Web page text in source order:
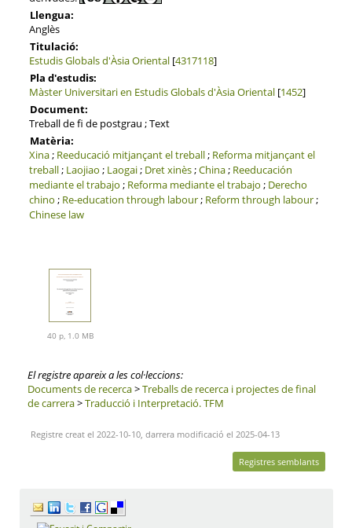
Llengua:
Anglès
Titulació:
Estudis Globals d'Àsia Oriental[4317118]
Pla d'estudis:
Màster Universitari en Estudis Globals d'Àsia Oriental[1452]
Document:
Treball de fi de postgrau ; Text
Matèria:
Xina; Reeducació mitjançant el treball; Reforma mitjançant el
treball; Laojiao ; Laogai; Dret xinès;China; Reeducación
mediante el trabajo ; Reforma mediante el trabajo ; Derecho
chino ; Re-education through labour; Reform through labour;
Chinese law
40 p, 1.0 MB
El registre apareix a les col·leccions:
Documents de recerca>Treballs de recerca i projectes de final
de carrera>Traducció i Interpretació. TFM
Registre creat el 2022-10-10, darrera modificació el 2025-04-13
Registres semblants